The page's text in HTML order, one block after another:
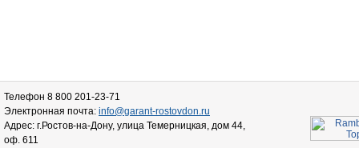
Телефон 8 800 201-23-71
Электронная почта: info@garant-rostovdon.ru
Адрес: г.Ростов-на-Дону, улица Темерницкая, дом 44,
оф. 611